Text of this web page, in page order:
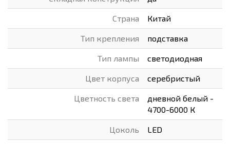
Страна Китай
Тип крепления подставка
Тип лампы светодиодная
Цвет корпуса серебристый
Цветность света
дневной белый -
4700-6000 К
Цоколь LED